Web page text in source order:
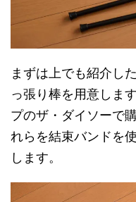
まずは上でも紹介し
っ張り棒を用意しま
プのザ・ダイソーで
れらを結束バンドを
します。